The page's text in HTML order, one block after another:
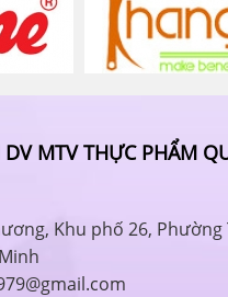
MTV THỰC PHẨM
Khu phố 26, Phường